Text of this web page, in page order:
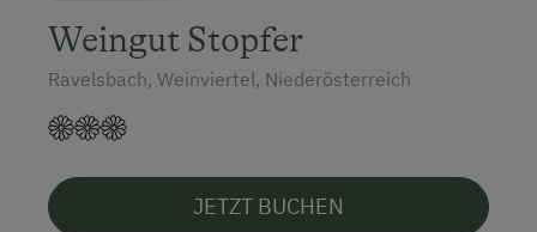
Weingut Stopfer
Ravelsbach, Weinviertel, Niederösterreich
JETZT BUCHEN